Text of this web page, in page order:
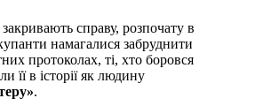
справу, розпочату в
намагалися забруднити
протоколах, ті, хто боровся
її в історії як людину
.